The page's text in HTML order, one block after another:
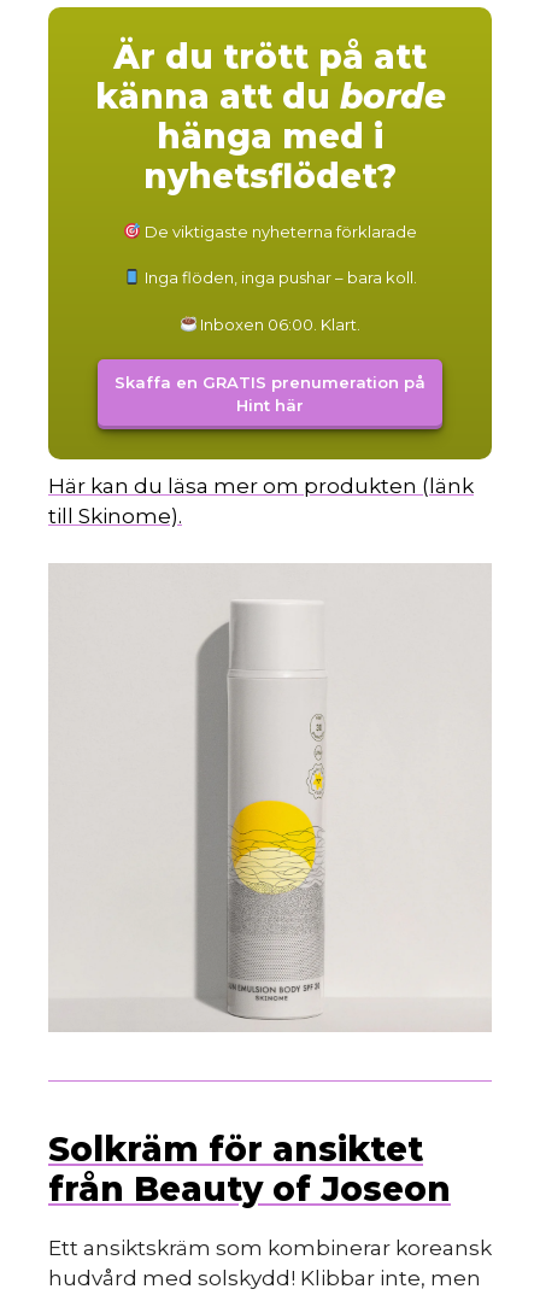
Är du trött på att
känna att du borde
hänga med i
nyhetsflödet?
De viktigaste nyheterna förklarade
Inga flöden, inga pushar – bara koll.
Inboxen 06:00. Klart.
Skaffa en GRATIS prenumeration på
Hint här
Här kan du läsa mer om produkten (länk
till Skinome).
Solkräm för ansiktet
från Beauty of Joseon
Ett ansiktskräm som kombinerar koreansk
hudvård med solskydd! Klibbar inte, men